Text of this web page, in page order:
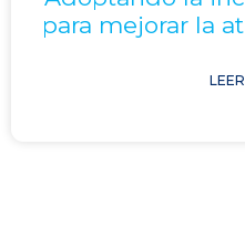
para mejorar la